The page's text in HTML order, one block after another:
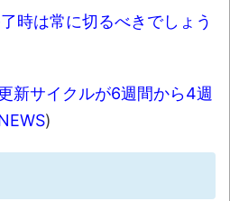
時は常に切るべきでしょう
新サイクルが6週間から4週
)